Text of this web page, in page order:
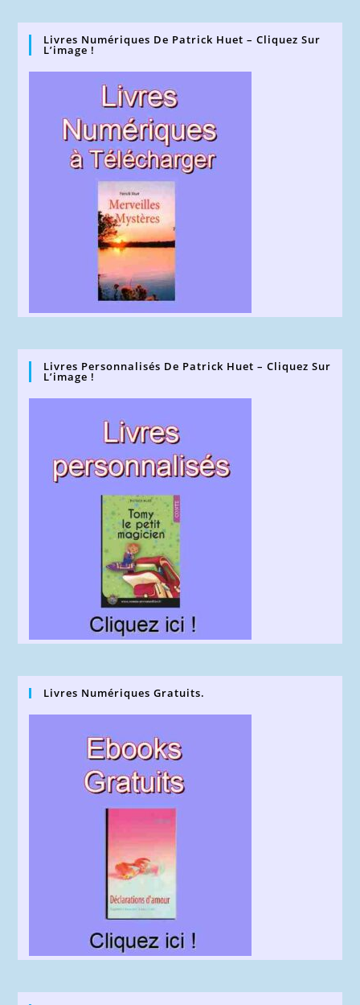
Livres Numériques De Patrick Huet – Cliquez Sur
L’image !
Livres Personnalisés De Patrick Huet – Cliquez Sur
L’image !
Livres Numériques Gratuits.